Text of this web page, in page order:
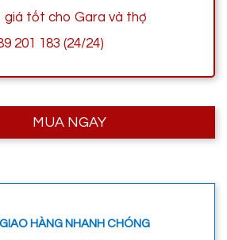
giá tốt cho Gara và thợ
201 183 (24/24)
MUA NGAY
GIAO HÀNG NHANH CHÓNG